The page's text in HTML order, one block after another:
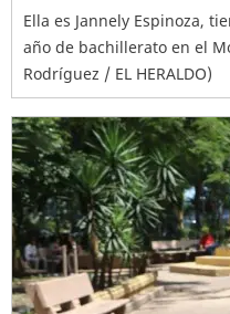
Ella es Jannely Espinoza,
año de bachillerato en el
Rodríguez / EL HERALDO)